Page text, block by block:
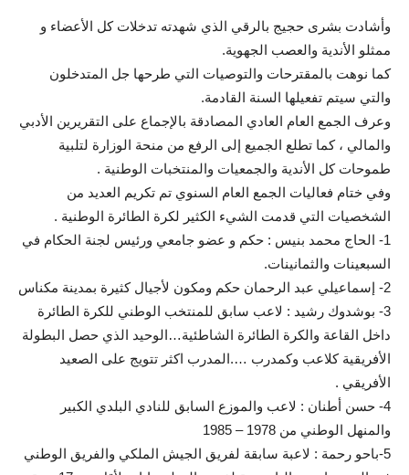
وأشادت بشرى حجيج بالرقي الذي شهدته تدخلات كل الأعضاء و
ممثلو الأندية والعصب الجهوية.
كما نوهت بالمقترحات والتوصيات التي طرحها جل المتدخلون
والتي سيتم تفعيلها السنة القادمة.
وعرف الجمع العام العادي المصادقة بالإجماع على التقريرين الأدبي
والمالي ، كما تطلع الجميع إلى الرفع من منحة الوزارة لتلبية
طموحات كل الأندية والجمعيات والمنتخبات الوطنية .
وفي ختام فعاليات الجمع العام السنوي تم تكريم العديد من
الشخصيات التي قدمت الشيء الكثير لكرة الطائرة الوطنية .
1- الحاج محمد بنيس : حكم و عضو جامعي ورئيس لجنة الحكام في
السبعينات والثمانينات.
2- إسماعيلي عبد الرحمان حكم ومكون لأجيال كثيرة بمدينة مكناس
3- بوشدوك رشيد : لاعب سابق للمنتخب الوطني للكرة الطائرة
داخل القاعة والكرة الطائرة الشاطئية…الوحيد الذي حصل البطولة
الأفريقية كلاعب وكمدرب ….المدرب اكثر تتويج على الصعيد
الأفريقي .
4- حسن أطنان : لاعب والموزع السابق للنادي البلدي الكبير
والمنهل الوطني من 1978 – 1985
5-باحو رحمة : لاعبة سابقة لفريق الجيش الملكي والفريق الوطني